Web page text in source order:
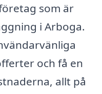
som är
i Arboga.
och få en
allt på